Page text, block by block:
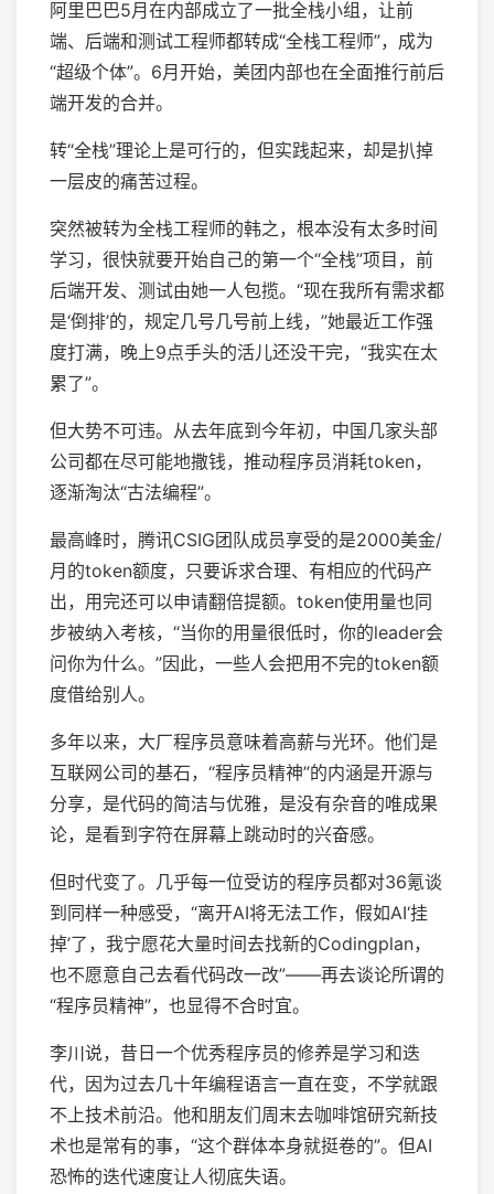
阿里巴巴5月在内部成立了一批全栈小组，让前
端、后端和测试工程师都转成“全栈工程师”，成为
“超级个体”。6月开始，美团内部也在全面推行前后
端开发的合并。
转“全栈”理论上是可行的，但实践起来，却是扒掉
一层皮的痛苦过程。
突然被转为全栈工程师的韩之，根本没有太多时间
学习，很快就要开始自己的第一个“全栈”项目，前
后端开发、测试由她一人包揽。“现在我所有需求都
是‘倒排’的，规定几号几号前上线，”她最近工作强
度打满，晚上9点手头的活儿还没干完，“我实在太
累了”。
但大势不可违。从去年底到今年初，中国几家头部
公司都在尽可能地撒钱，推动程序员消耗token，
逐渐淘汰“古法编程”。
最高峰时，腾讯CSIG团队成员享受的是2000美金/
月的token额度，只要诉求合理、有相应的代码产
出，用完还可以申请翻倍提额。token使用量也同
步被纳入考核，“当你的用量很低时，你的leader会
问你为什么。”因此，一些人会把用不完的token额
度借给别人。
多年以来，大厂程序员意味着高薪与光环。他们是
互联网公司的基石，“程序员精神”的内涵是开源与
分享，是代码的简洁与优雅，是没有杂音的唯成果
论，是看到字符在屏幕上跳动时的兴奋感。
但时代变了。几乎每一位受访的程序员都对36氪谈
到同样一种感受，“离开AI将无法工作，假如AI‘挂
掉’了，我宁愿花大量时间去找新的Codingplan，
也不愿意自己去看代码改一改”——再去谈论所谓的
“程序员精神”，也显得不合时宜。
李川说，昔日一个优秀程序员的修养是学习和迭
代，因为过去几十年编程语言一直在变，不学就跟
不上技术前沿。他和朋友们周末去咖啡馆研究新技
术也是常有的事，“这个群体本身就挺卷的”。但AI
恐怖的迭代速度让人彻底失语。